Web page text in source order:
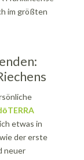
im größten
etwas in
der erste
neuer